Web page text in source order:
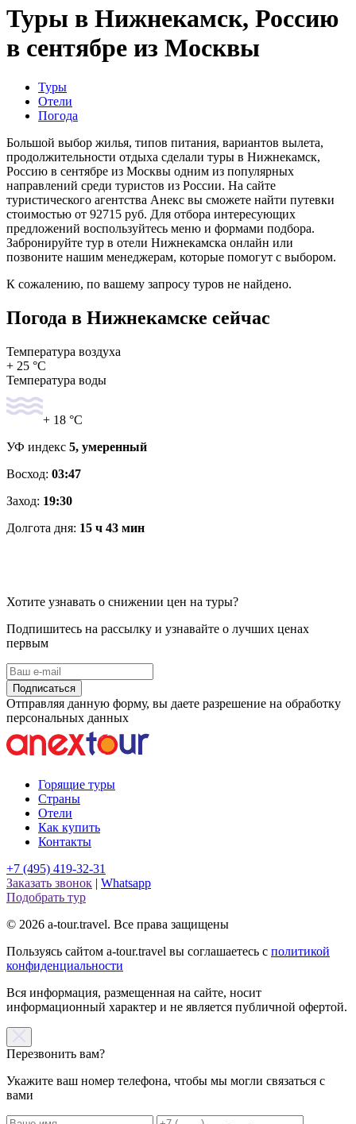
Туры в Нижнекамск, Россию
в сентябре из Москвы
Туры
Отели
Погода
Большой выбор жилья, типов питания, вариантов вылета,
продолжительности отдыха сделали туры в Нижнекамск,
Россию в сентябре из Москвы одним из популярных
направлений среди туристов из России. На сайте
туристического агентства Анекс вы сможете найти путевки
стоимостью от 92715 руб. Для отбора интересующих
предложений воспользуйтесь меню и формами подбора.
Забронируйте тур в отели Нижнекамска онлайн или
позвоните нашим менеджерам, которые помогут с выбором.
К сожалению, по вашему запросу туров не найдено.
Погода в Нижнекамске сейчас
Температура воздуха
+ 25 °C
Температура воды
+ 18 °C
УФ индекс 5, умеренный
Восход: 03:47
Заход: 19:30
Долгота дня: 15 ч 43 мин
Хотите узнавать о снижении цен на туры?
Подпишитесь на рассылку и узнавайте о лучших ценах
первым
Подписаться
Отправляя данную форму, вы даете разрешение на обработку
персональных данных
Горящие туры
Страны
Отели
Как купить
Контакты
+7 (495) 419-32-31
Заказать звонок | Whatsapp
Подобрать тур
© 2026 a-tour.travel. Все права защищены
Пользуясь сайтом a-tour.travel вы соглашаетесь с политикой
конфиденциальности
Вся информация, размещенная на сайте, носит
информационный характер и не является публичной офертой.
Перезвонить вам?
Укажите ваш номер телефона, чтобы мы могли связаться с
вами